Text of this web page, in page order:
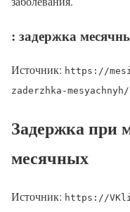
: задержка
Источник: https://
zaderzhka-mesyachnyh/
Задержка при
месячных
Источник: https://